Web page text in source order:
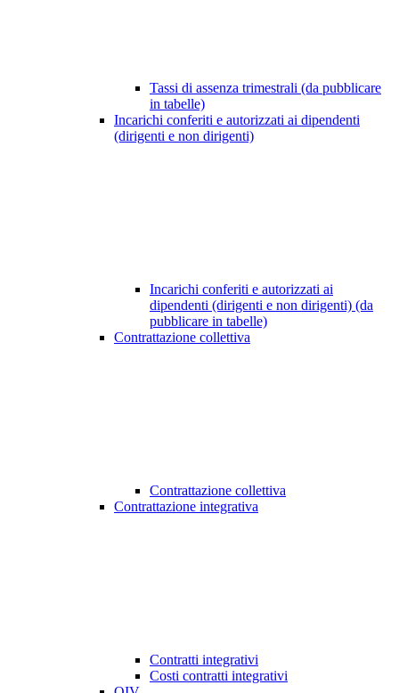
Tassi di assenza trimestrali (da pubblicare
in tabelle)
Incarichi conferiti e autorizzati ai dipendenti
(dirigenti e non dirigenti)
Incarichi conferiti e autorizzati ai
dipendenti (dirigenti e non dirigenti) (da
pubblicare in tabelle)
Contrattazione collettiva
Contrattazione collettiva
Contrattazione integrativa
Contratti integrativi
Costi contratti integrativi